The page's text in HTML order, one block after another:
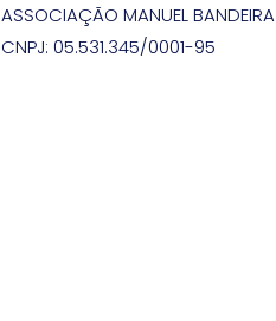
ASSOCIAÇÃO MANUEL BANDEIRA
CNPJ: 05.531.345/0001-95